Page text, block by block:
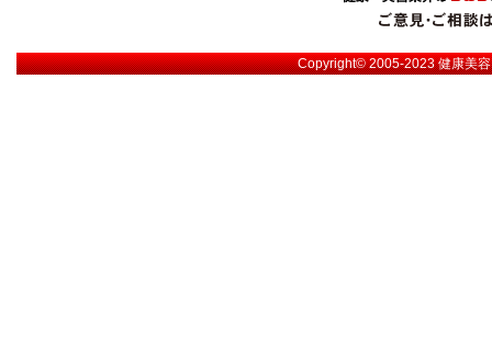
Copyright© 2005-2023健康美